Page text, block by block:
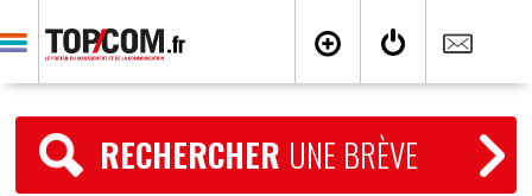
RECHERCHER UNE BRÈVE